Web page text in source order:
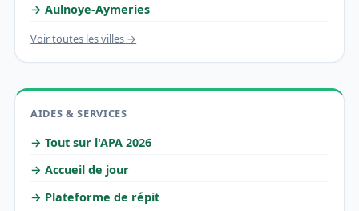
→ Aulnoye-Aymeries
Voir toutes les villes →
AIDES & SERVICES
→ Tout sur l'APA 2026
→ Accueil de jour
→ Plateforme de répit